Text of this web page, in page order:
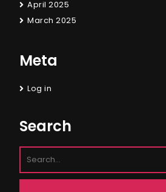
April 2025
March 2025
Meta
Log in
Search